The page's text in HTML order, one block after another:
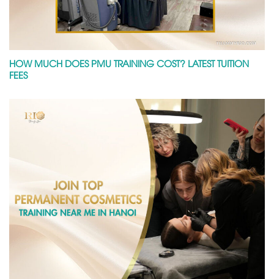
HOW MUCH DOES PMU TRAINING COST? LATEST TUITION
FEES